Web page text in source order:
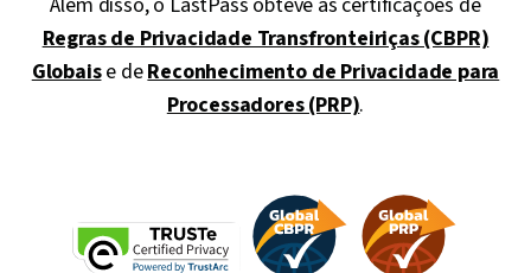
Regras de Privacidade Transfronteiriças (CBPR)
Globaise deReconhecimento de Privacidade para
Processadores (PRP).